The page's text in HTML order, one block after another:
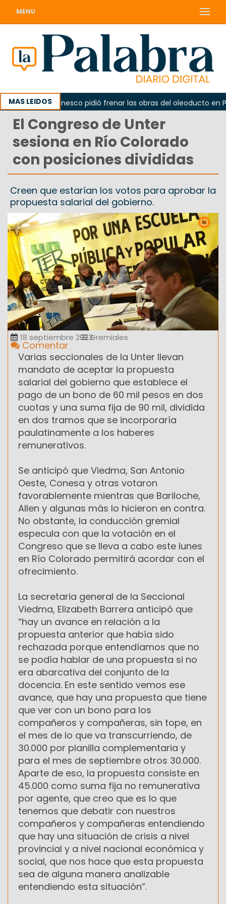
MENU
MAS LEIDOSLa Unesco pidió frenar las obras del oleoducto en
El Congreso de Unter
sesiona en Río Colorado
con posiciones divididas
Creen que estarían los votos para aprobar la
propuesta salarial del gobierno.
18 septiembre 2023Gremiales
Comentar
Varias seccionales de la Unter llevan
mandato de aceptar la propuesta
salarial del gobierno que establece el
pago de un bono de 60 mil pesos en dos
cuotas y una suma fija de 90 mil, dividida
en dos tramos que se incorporaría
paulatinamente a los haberes
remunerativos.
Se anticipó que Viedma, San Antonio
Oeste, Conesa y otras votaron
favorablemente mientras que Bariloche,
Allen y algunas más lo hicieron en contra.
No obstante, la conducción gremial
especula con que la votación en el
Congreso que se lleva a cabo este lunes
en Río Colorado permitirá acordar con el
ofrecimiento.
La secretaria general de la Seccional
Viedma, Elizabeth Barrera anticipó que
“hay un avance en relación a la
propuesta anterior que había sido
rechazada porque entendíamos que no
se podía hablar de una propuesta si no
era abarcativa del conjunto de la
docencia. En este sentido vemos ese
avance, que hay una propuesta que tiene
que ver con un bono para los
compañeros y compañeras, sin tope, en
el mes de lo que va transcurriendo, de
30.000 por planilla complementaria y
para el mes de septiembre otros 30.000.
Aparte de eso, la propuesta consiste en
45.000 como suma fija no remunerativa
por agente, que creo que es lo que
tenemos que debatir con nuestros
compañeros y compañeras entendiendo
que hay una situación de crisis a nivel
provincial y a nivel nacional económica y
social, que nos hace que esta propuesta
sea de alguna manera analizable
entendiendo esta situación”.